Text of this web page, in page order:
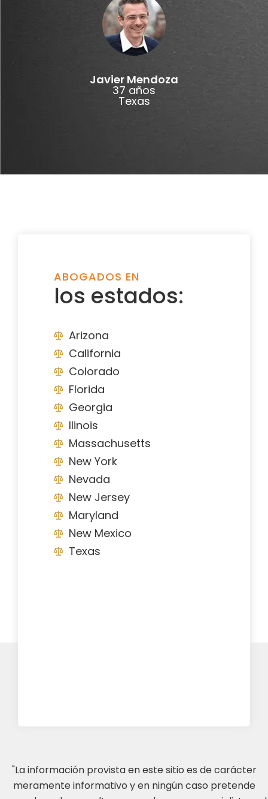
Javier Mendoza
37 años
Texas
ABOGADOS EN
los estados:
Arizona
California
Colorado
Florida
Georgia
Ilinois
Massachusetts
New York
Nevada
New Jersey
Maryland
New Mexico
Texas
"La información provista en este sitio es de carácter
meramente informativo y en ningún caso pretende